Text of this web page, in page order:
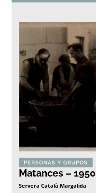
PERSONAS Y GRUPOS
Matances – 1950
Servera Català Margalida